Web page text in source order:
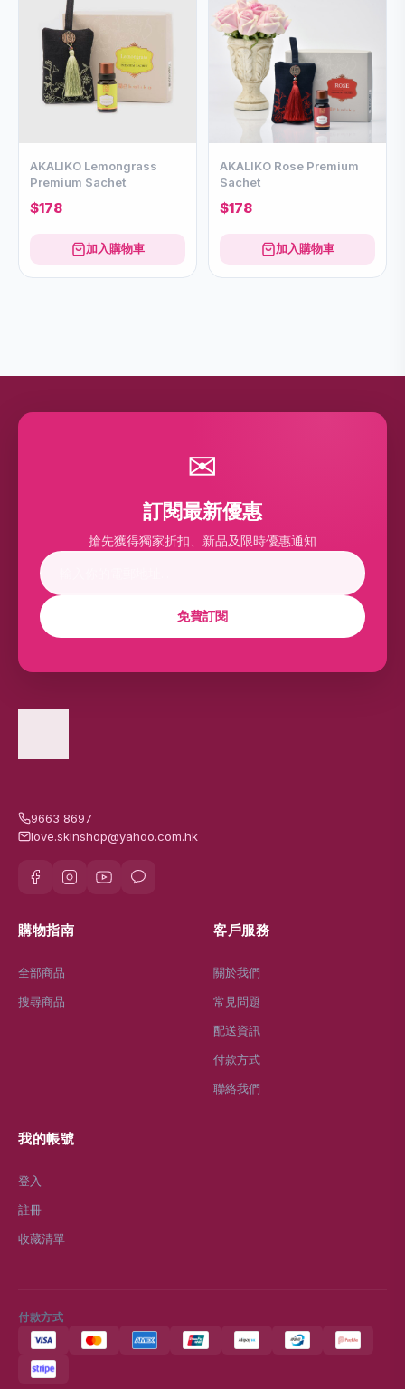
AKALIKO Lemongrass
Premium Sachet
$178
加入購物車
AKALIKO Rose Premium
Sachet
$178
加入購物車
✉
訂閱最新優惠
搶先獲得獨家折扣、新品及限時優惠通知
免費訂閱
9663 8697
love.skinshop@yahoo.com.hk
購物指南
全部商品
搜尋商品
客戶服務
關於我們
常見問題
配送資訊
付款方式
聯絡我們
我的帳號
登入
註冊
收藏清單
付款方式